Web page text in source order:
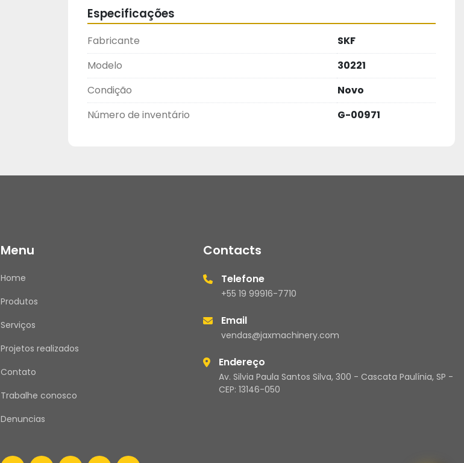
Especificações
Fabricante
SKF
Modelo
30221
Condição
Novo
Número de inventário
G-00971
Menu
Home
Produtos
Serviços
Projetos realizados
Contato
Trabalhe conosco
Denuncias
Contacts
Telefone
+55 19 99916-7710
Email
vendas@jaxmachinery.com
Endereço
Av. Silvia Paula Santos Silva, 300 - Cascata Paulínia, SP -
CEP: 13146-050